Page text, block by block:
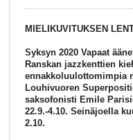
MIELIKUVITUKSEN
Syksyn 2020 Vapaat
Ranskan jazzkenttien
ennakkoluulottomimpia
Louhivuoren
saksofonisti Emile
22.9.-4.10. Seinäjoella
2.10.